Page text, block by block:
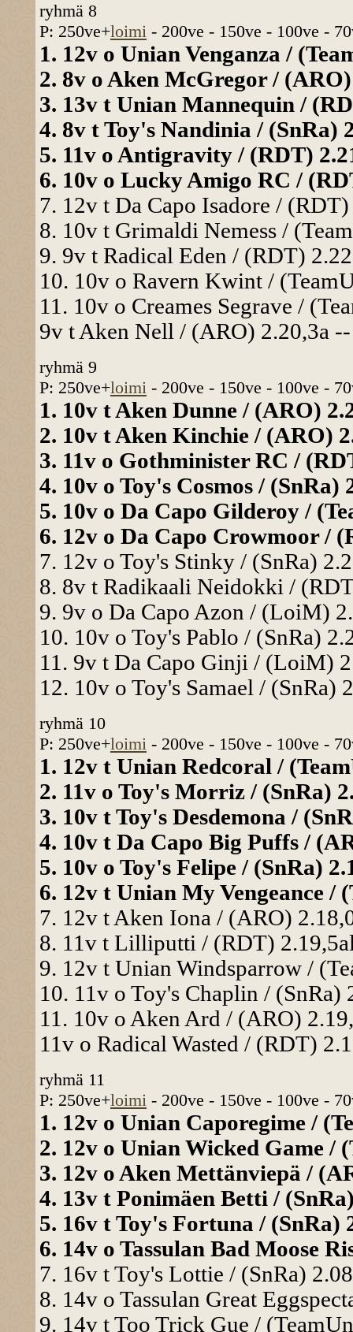
ryhmä 8
P: 250ve+loimi - 200ve - 150ve - 100ve -
1. 12v o Unian Venganza /
2. 8v o Aken McGregor /
3. 13v t Unian Mannequin /
4. 8v t Toy's Nandinia / (SnRa)
5. 11v o Antigravity / (RDT)
6. 10v o Lucky Amigo RC /
7. 12v t Da Capo Isadore /
8. 10v t Grimaldi Nemess /
9. 9v t Radical Eden / (RDT)
10. 10v o Ravern Kwint /
11. 10v o Creames Segrave /
9v t Aken Nell / (ARO) 2.20,3a
ryhmä 9
P: 250ve+loimi - 200ve - 150ve - 100ve -
1. 10v t Aken Dunne / (ARO)
2. 10v t Aken Kinchie / (ARO)
3. 11v o Gothminister RC /
4. 10v o Toy's Cosmos / (SnRa)
5. 10v o Da Capo Gilderoy /
6. 12v o Da Capo Crowmoor /
7. 12v o Toy's Stinky / (SnRa)
8. 8v t Radikaali Neidokki /
9. 9v o Da Capo Azon / (LoiM)
10. 10v o Toy's Pablo / (SnRa)
11. 9v t Da Capo Ginji / (LoiM)
12. 10v o Toy's Samael / (SnRa)
ryhmä 10
P: 250ve+loimi - 200ve - 150ve - 100ve -
1. 12v t Unian Redcoral /
2. 11v o Toy's Morriz / (SnRa)
3. 10v t Toy's Desdemona /
4. 10v t Da Capo Big Puffs /
5. 10v o Toy's Felipe / (SnRa)
6. 12v t Unian My Vengeance /
7. 12v t Aken Iona / (ARO)
8. 11v t Lilliputti / (RDT)
9. 12v t Unian Windsparrow /
10. 11v o Toy's Chaplin / (SnRa)
11. 10v o Aken Ard / (ARO)
11v o Radical Wasted / (RDT)
ryhmä 11
P: 250ve+loimi - 200ve - 150ve - 100ve -
1. 12v o Unian Caporegime /
2. 12v o Unian Wicked Game /
3. 12v o Aken Mettänviepä /
4. 13v t Ponimäen Betti /
5. 16v t Toy's Fortuna / (SnRa)
6. 14v o Tassulan Bad Moose
7. 16v t Toy's Lottie / (SnRa)
8. 14v o Tassulan Great
9. 14v t Too Trick Gue /